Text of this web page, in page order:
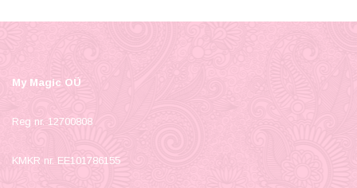
My Magic OÜ
Reg nr. 12700808
KMKR nr. EE101786155